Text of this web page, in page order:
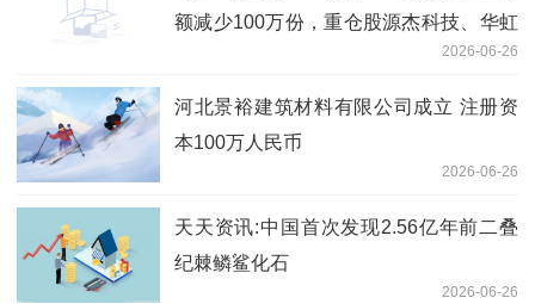
额减少100万份，重仓股源杰科技、华虹
2026-06-26
河北景裕建筑材料有限公司成立 注册资
本100万人民币
2026-06-26
天天资讯:中国首次发现2.56亿年前二叠
纪棘鳞鲨化石
2026-06-26